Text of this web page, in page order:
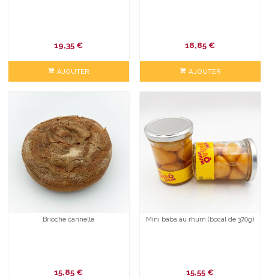
19,35 €
AJOUTER
18,85 €
AJOUTER
Brioche cannelle
15,85 €
Mini baba au rhum (bocal de 370g)
15,55 €